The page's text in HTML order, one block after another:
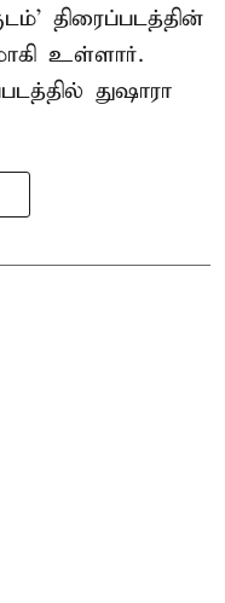
திரைப்படத்தின்
உள்ளார்.
துஷாரா